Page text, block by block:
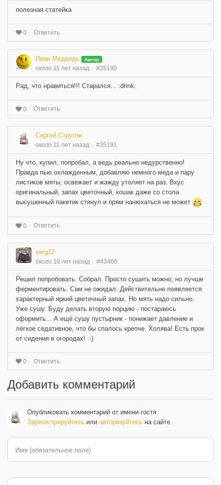
полезная статейка
0 Ответить
Иван Медведь Автор
около 11 лет назад #35190
Рад, что нравиться!!! Старался... :drink:
0 Ответить
Сергей Стругов
около 11 лет назад #35191
Ну что, купил, попробал, а ведь реально недурственно!
Правда пью охлажденным, добавляю немного меда и пару
листиков мяты, освежает и жажду утоляет на раз. Вкус
оригинальный, запах цветочный, кошак даже со стола
высушенный пакетик стянул и прям нанюхаться не может
0 Ответить
serg12
около 10 лет назад #43466
Решил попробовать. Собрал. Просто сушить можно, но лучше
ферментировать. Сам не ожидал. Действительно появляется
характерный яркий цветочный запах. Но мять надо сильно.
Уже сушу. Буду делать вторую порцию - постараюсь
оформить... А ещё сушу пустырник - понижает давление и
лёгкое седативное, что бы спалось крепче. Холява! Есть прок
от сидения в огородах! :-)
0 Ответить
Добавить комментарий
Опубликовать комментарий от имени гостя
Зарегистрируйтесь или авторизуйтесь на сайте.
Имя (обязательное поле)